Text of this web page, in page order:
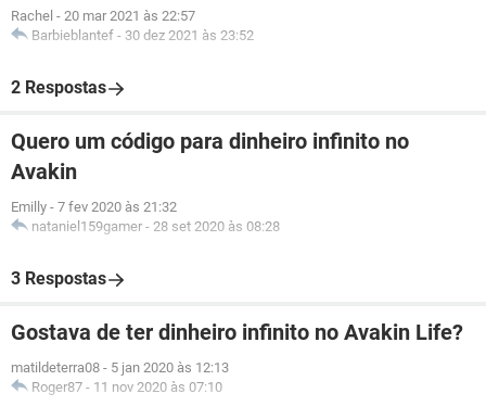
Rachel - 20 mar 2021 às 22:57
Barbieblantef - 30 dez 2021 às 23:52
2 Respostas
Quero um código para dinheiro infinito no
Avakin
Emilly - 7 fev 2020 às 21:32
nataniel159gamer - 28 set 2020 às 08:28
3 Respostas
Gostava de ter dinheiro infinito no Avakin Life?
matildeterra08 - 5 jan 2020 às 12:13
Roger87 - 11 nov 2020 às 07:10